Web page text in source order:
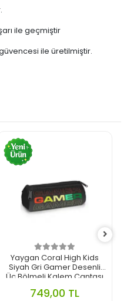
ile geçmiştir
ile üretilmiştir.
Yaygan Coral High Kids
Siyah Gri Gamer Desenli
Üç Bölmeli Kalem Çantası
749,00 TL